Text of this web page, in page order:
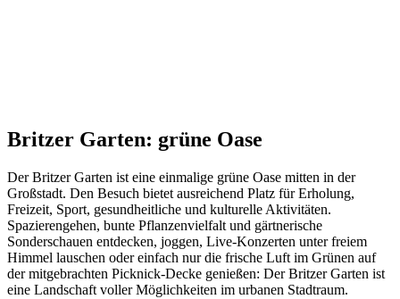
Britzer Garten: grüne Oase
Der Britzer Garten ist eine einmalige grüne Oase mitten in der
Großstadt. Den Besuch bietet ausreichend Platz für Erholung,
Freizeit, Sport, gesundheitliche und kulturelle Aktivitäten.
Spazierengehen, bunte Pflanzenvielfalt und gärtnerische
Sonderschauen entdecken, joggen, Live-Konzerten unter freiem
Himmel lauschen oder einfach nur die frische Luft im Grünen auf
der mitgebrachten Picknick-Decke genießen: Der Britzer Garten ist
eine Landschaft voller Möglichkeiten im urbanen Stadtraum.